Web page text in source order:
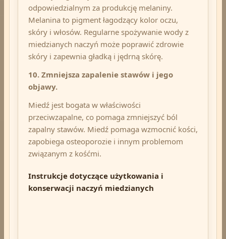
odpowiedzialnym za produkcję melaniny.
Melanina to pigment łagodzący kolor oczu,
skóry i włosów. Regularne spożywanie wody z
miedzianych naczyń może poprawić zdrowie
skóry i zapewnia gładką i jędrną skórę.
10. Zmniejsza zapalenie stawów i jego
objawy.
Miedź jest bogata w właściwości
przeciwzapalne, co pomaga zmniejszyć ból
zapalny stawów. Miedź pomaga wzmocnić kości,
zapobiega osteoporozie i innym problemom
związanym z kośćmi.
Instrukcje dotyczące użytkowania i
konserwacji naczyń miedzianych